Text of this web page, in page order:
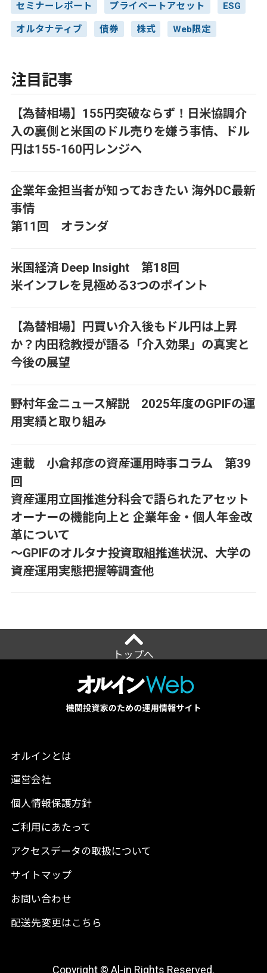
セミナーレポート プライベートアセット ESG
オルタナティブ 債券 株式 Web限定
注目記事
【為替相場】155円突破ならず！日米協調介
入の裏側と米国のドル売りを嫌う事情、ドル
円は155-160円レンジへ
企業年金担当者が知っておきたい 海外DC最新
事情
第11回 オランダ
米国経済 Deep Insight 第18回
米インフレを見極める3つのポイント
【為替相場】円買い介入後もドル円は上昇
か？内田稔教授が語る「介入効果」の真実と
今後の展望
野村年金ニュース解説 2025年度のGPIFの運
用実績と取り組み
連載 小倉邦彦の資産運用時事コラム 第39
回
資産運用立国推進分科会で語られたアセット
オーナーの機能向上と 企業年金・個人年金改
革について
～GPIFのオルタナ投資取組推進状況、大学の
資産運用実態把握等調査他
トップへ
オルインとは
運営会社
個人情報保護方針
ご利用にあたって
アクセスデータの取扱について
サイトマップ
お問い合わせ
配送先変更はこちら
Copyright © Al-in Rights Reserved.